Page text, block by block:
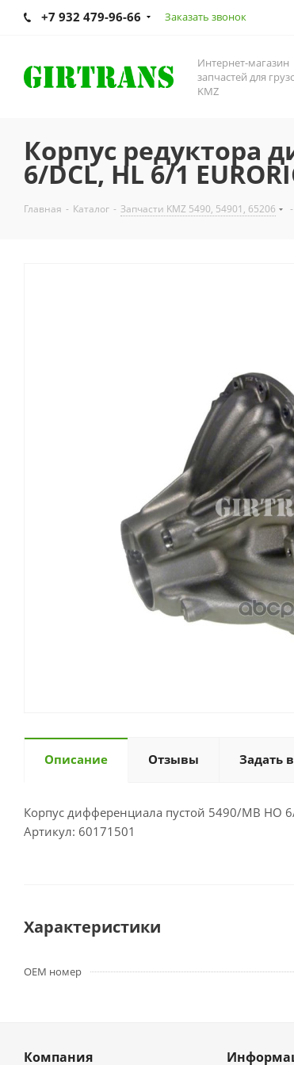
+7 932 479-96-66 Заказать звонок
Интернет-магазин
запчастей для
KMZ
Корпус редуктора
6/DCL, HL 6/1
Главная - Каталог - Запчасти KMZ 5490, 54901, 65206 -
Описание Отзывы Задать
Корпус дифференциала пустой 5490/MB HO
Артикул: 60171501
Характеристики
OEM номер
Компания